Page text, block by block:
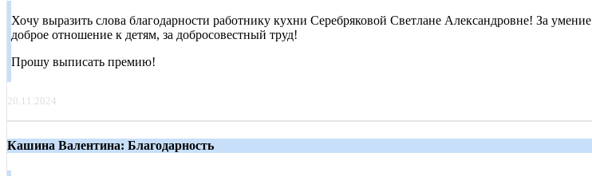
Хочу выразить слова благодарности работнику кухни Серебряковой Светлане Александровне! За
доброе отношение к детям, за добросовестный труд!
Прошу выписать премию!
20.11.2024
Кашина Валентина: Благодарность